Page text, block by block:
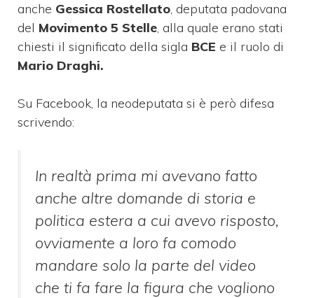
anche Gessica Rostellato, deputata padovana
del Movimento 5 Stelle, alla quale erano stati
chiesti il significato della sigla BCE e il ruolo di
Mario Draghi.
Su Facebook, la neodeputata si è però difesa
scrivendo:
In realtà prima mi avevano fatto
anche altre domande di storia e
politica estera a cui avevo risposto,
ovviamente a loro fa comodo
mandare solo la parte del video
che ti fa fare la figura che vogliono